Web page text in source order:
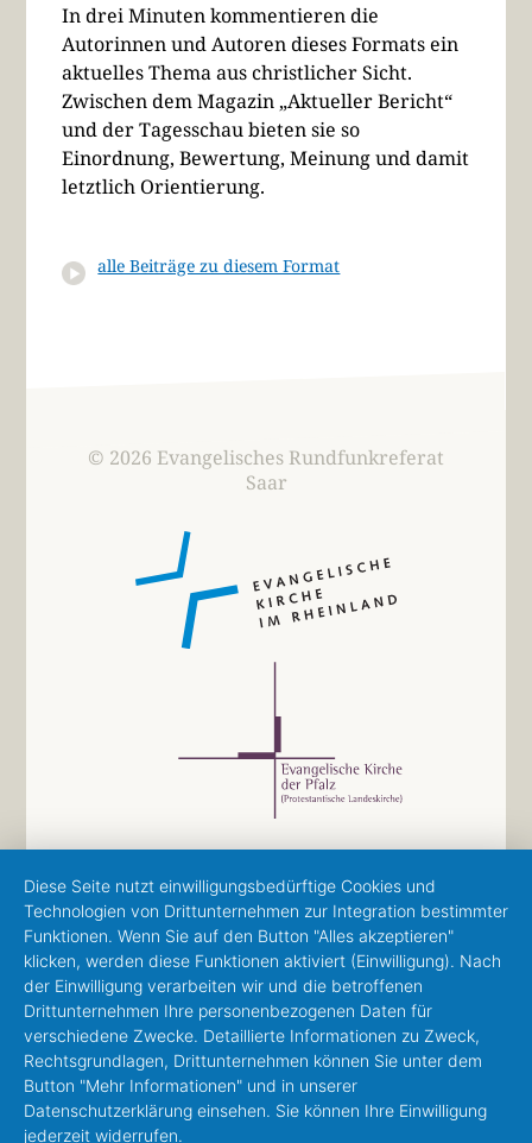
In drei Minuten kommentieren die
Autorinnen und Autoren dieses Formats ein
aktuelles Thema aus christlicher Sicht.
Zwischen dem Magazin „Aktueller Bericht“
und der Tagesschau bieten sie so
Einordnung, Bewertung, Meinung und damit
letztlich Orientierung.
alle Beiträge zu diesem Format
© 2026 Evangelisches Rundfunkreferat
Saar
Diese Seite nutzt einwilligungsbedürftige Cookies und
Technologien von Drittunternehmen zur Integration bestimmter
Funktionen. Wenn Sie auf den Button "Alles akzeptieren"
klicken, werden diese Funktionen aktiviert (Einwilligung). Nach
der Einwilligung verarbeiten wir und die betroffenen
Drittunternehmen Ihre personenbezogenen Daten für
verschiedene Zwecke. Detaillierte Informationen zu Zweck,
Rechtsgrundlagen, Drittunternehmen können Sie unter dem
Button "Mehr Informationen" und in unserer
Datenschutzerklärung einsehen. Sie können Ihre Einwilligung
jederzeit widerrufen.